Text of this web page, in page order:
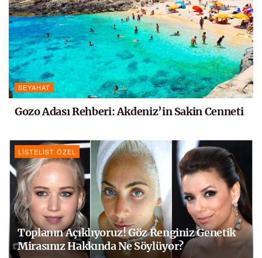
SEYAHAT
Gozo Adası Rehberi: Akdeniz’in Sakin Cenneti
LISTELIST ÖZEL
Toplanın Açıklıyoruz! Göz Renginiz Genetik
Mirasınız Hakkında Ne Söylüyor?